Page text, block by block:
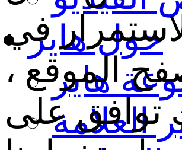
حول هاير
هاير
العلامة
في
الموقع ،
توافق على